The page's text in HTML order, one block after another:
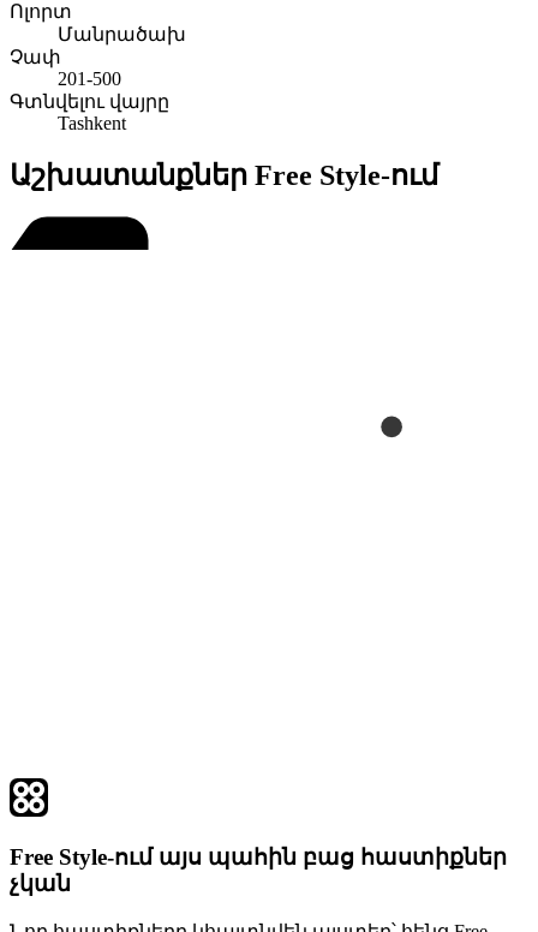
Ոլորտ
Մանրածախ
Չափ
201-500
Գտնվելու վայրը
Tashkent
Աշխատանքներ Free Style-ում
Free Style-ում այս պահին բաց հաստիքներ
չկան